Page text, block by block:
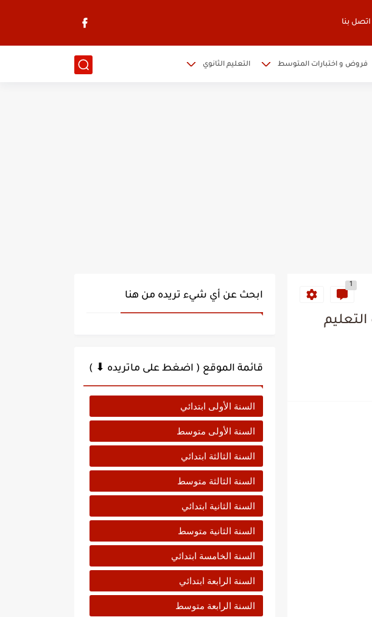
اتصل بنا
فروض و اختبارات المتوسط التعليم الثانوي
1
ابحث عن أي شيء تريده من هنا
قائمة الموقع ( اضغط على ماتريده ⬇ )
السنة الأولى ابتدائي
السنة الأولى متوسط
السنة الثالثة ابتدائي
السنة الثالثة متوسط
السنة الثانية ابتدائي
السنة الثانية متوسط
السنة الخامسة ابتدائي
السنة الرابعة ابتدائي
السنة الرابعة متوسط